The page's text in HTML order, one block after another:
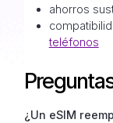
ahorros
teléfonos
¿Un eSIM